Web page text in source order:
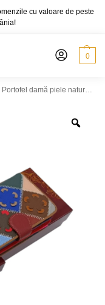
cu valoare de peste
0
Portofel damă piele naturală – model multicolor Ivy Q1133, design patchwork floral